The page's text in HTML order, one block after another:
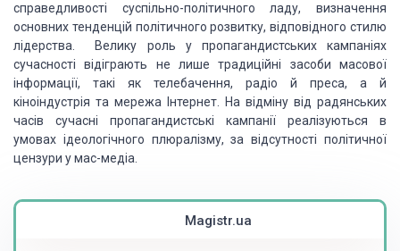
справедливості суспільно-політичного ладу, визначення
основних тенденцій політичного розвитку, відповідного стилю
лідерства. Велику роль у пропагандистських кампаніях
сучасності відіграють не лише традиційні засоби масової
інформації, такі як телебачення, радіо й преса, а й
кіноіндустрія та мережа Інтернет. На відміну від радянських
часів сучасні пропагандистські кампанії реалізуються в
умовах ідеологічного плюралізму, за відсутності політичної
цензури у мас-медіа.
Magistr.ua